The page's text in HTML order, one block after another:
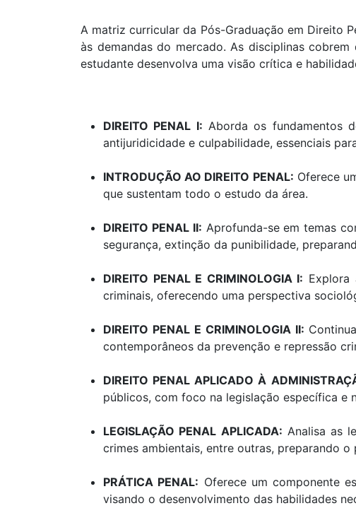
A matriz curricular da Pós-Graduação em Direito
às demandas do mercado. As disciplinas
estudante desenvolva uma visão crítica e
DIREITO PENAL I: Aborda os fundamentos
antijuridicidade e culpabilidade, essenciais
INTRODUÇÃO AO DIREITO PENAL: Oferece
que sustentam todo o estudo da área.
DIREITO PENAL II: Aprofunda-se em temas
segurança, extinção da punibilidade,
DIREITO PENAL E CRIMINOLOGIA I:
criminais, oferecendo uma perspectiva
DIREITO PENAL E CRIMINOLOGIA II:
contemporâneos da prevenção e repressão
DIREITO PENAL APLICADO À
públicos, com foco na legislação específica e
LEGISLAÇÃO PENAL APLICADA: Analisa as
crimes ambientais, entre outras, preparando
PRÁTICA PENAL: Oferece um componente
visando o desenvolvimento das habilidades